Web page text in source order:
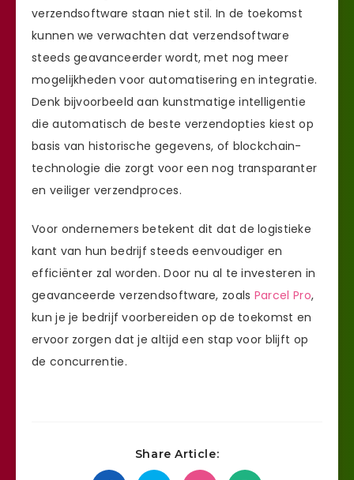
verzendsoftware staan niet stil. In de toekomst
kunnen we verwachten dat verzendsoftware
steeds geavanceerder wordt, met nog meer
mogelijkheden voor automatisering en integratie.
Denk bijvoorbeeld aan kunstmatige intelligentie
die automatisch de beste verzendopties kiest op
basis van historische gegevens, of blockchain-
technologie die zorgt voor een nog transparanter
en veiliger verzendproces.
Voor ondernemers betekent dit dat de logistieke
kant van hun bedrijf steeds eenvoudiger en
efficiënter zal worden. Door nu al te investeren in
geavanceerde verzendsoftware, zoals Parcel Pro,
kun je je bedrijf voorbereiden op de toekomst en
ervoor zorgen dat je altijd een stap voor blijft op
de concurrentie.
Share Article: